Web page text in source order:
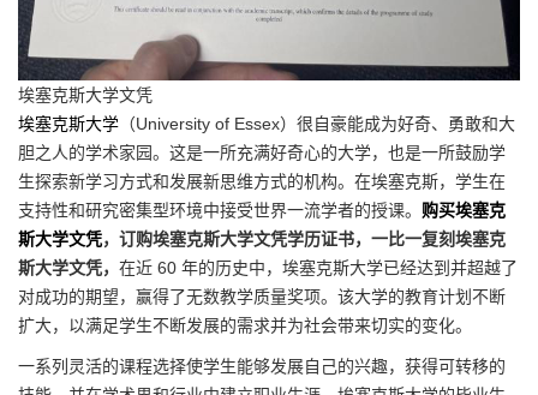
埃塞克斯大学文凭
埃塞克斯大学 （University of Essex）很自豪能成为好奇、勇敢和大
胆之人的学术家园。这是一所充满好奇心的大学，也是一所鼓励学
生探索新学习方式和发展新思维方式的机构。在埃塞克斯，学生在
支持性和研究密集型环境中接受世界一流学者的授课。 购买埃塞克
斯大学文凭，订购埃塞克斯大学文凭学历证书，一比一复刻埃塞克
斯大学文凭， 在近 60 年的历史中，埃塞克斯大学已经达到并超越了
对成功的期望，赢得了无数教学质量奖项。该大学的教育计划不断
扩大，以满足学生不断发展的需求并为社会带来切实的变化。
一系列灵活的课程选择使学生能够发展自己的兴趣，获得可转移的